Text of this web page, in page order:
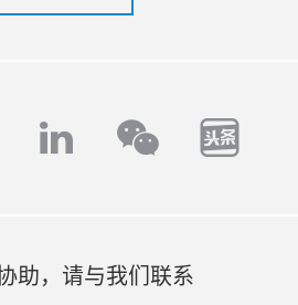
linkedinwechat
助，请与我们联系